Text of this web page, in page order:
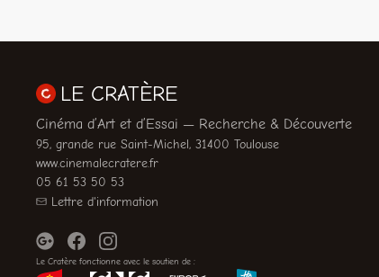
LE CRATÈRE
Cinéma d’Art et d’Essai — Recherche & Découverte
95, grande rue Saint-Michel, 31400 Toulouse
www.cinemalecratere.fr
05 61 53 50 53
Lettre d'information
Le Cratère fonctionne avec le soutien de :